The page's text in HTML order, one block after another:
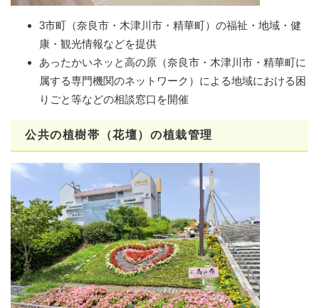
3市町（奈良市・木津川市・精華町）の福祉・地域・健
康・観光情報などを提供
あったかいネッと高の原（奈良市・木津川市・精華町に
属する専門機関のネットワーク）による地域における困
りごと等などの相談窓口を開催
公共の植樹帯（花壇）の植栽管理